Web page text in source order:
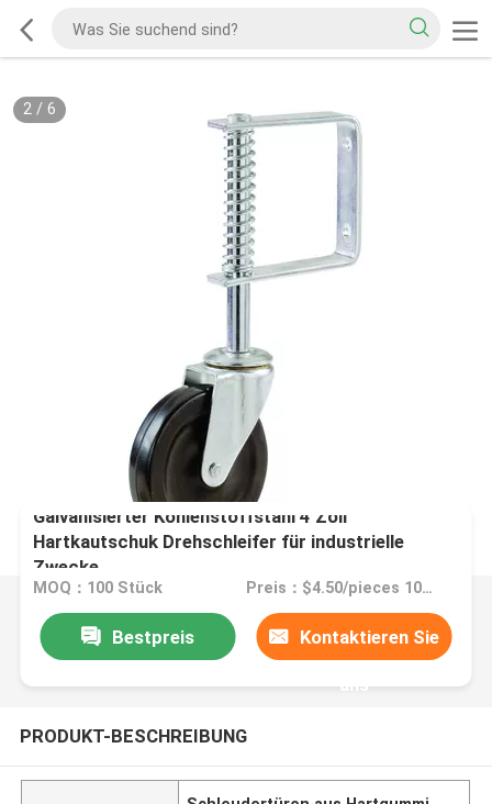
2/ 6
Galvanisierter Kohlenstoffstahl 4 Zoll
Hartkautschuk Drehschleifer für industrielle
Zwecke
MOQ：100 Stück Preis：$4.50/pieces 100-999 pieces
Bestpreis Kontaktieren Sie
uns
PRODUKT-BESCHREIBUNG